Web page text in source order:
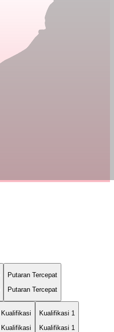
Putaran Tercepat
Putaran Tercepat
Kualifikasi
Kualifikasi
Kualifikasi 1
Kualifikasi 1